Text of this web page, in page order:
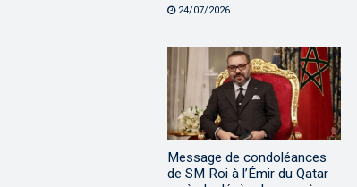
24/07/2026
Message de condoléances
de SM Roi à l’Émir du Qatar